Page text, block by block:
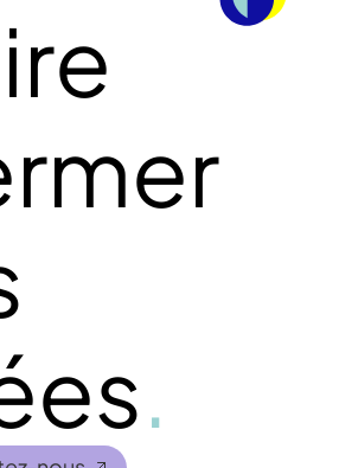
.